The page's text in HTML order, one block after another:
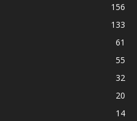
156
133
61
55
32
20
14